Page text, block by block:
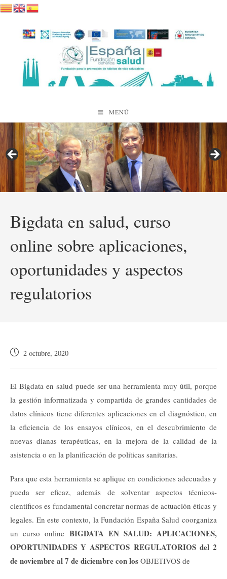
Saltar
contenido
MENÚ
Bigdata en salud, curso
online sobre aplicaciones,
oportunidades y aspectos
regulatorios
Publicación
entrada:
2 octubre, 2020
El Bigdata en salud puede ser una herramienta muy útil, porque
la gestión informatizada y compartida de grandes cantidades de
datos clínicos tiene diferentes aplicaciones en el diagnóstico, en
la eficiencia de los ensayos clínicos, en el descubrimiento de
nuevas dianas terapéuticas, en la mejora de la calidad de la
asistencia o en la planificación de políticas sanitarias.
Para que esta herramienta se aplique en condiciones adecuadas y
pueda ser eficaz, además de solventar aspectos técnicos-
científicos es fundamental concretar normas de actuación éticas y
legales. En este contexto, la Fundación España Salud coorganiza
un curso online BIGDATA EN SALUD: APLICACIONES,
OPORTUNIDADES Y ASPECTOS REGULATORIOS del 2
de noviembre al 7 de diciembre con los OBJETIVOS de